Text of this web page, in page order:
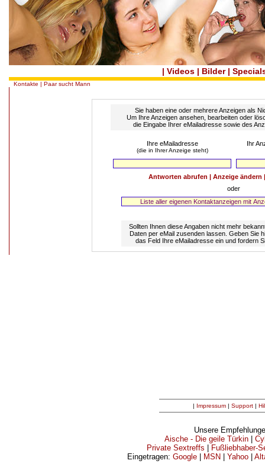
| Videos | Bilder|
Kontakte | Paar sucht Mann
Sie haben eine oder mehrere Anzeigen als
Um Ihre Anzeigen ansehen, bearbeiten oder
die Eingabe Ihrer eMailadresse sowie des
Ihre eMailadresse
(die in Ihrer Anzeige steht)
Ihr
Antworten abrufen | Anzeige ändern
oder
Sollten Ihnen diese Angaben nicht mehr
Daten per eMail zusenden lassen. Geben Sie
das Feld Ihre eMailadresse ein und fordern
| Impressum| Support|
Unsere
Aische - Die geile Türkin
Private Sextreffs
Fußliebhaber-
Eingetragen: Google| MSN Yahoo|